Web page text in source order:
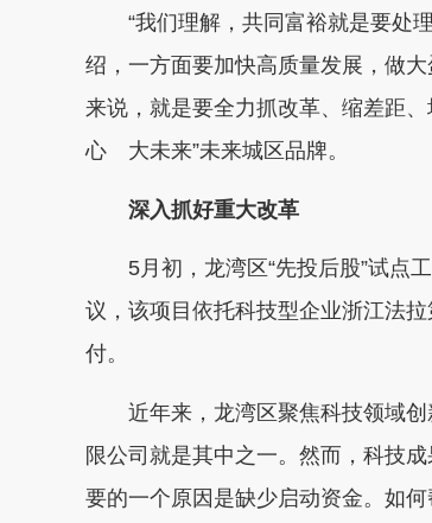
“我们理解，共同富裕就是要处理
绍，一方面要加快高质量发展，做
来说，就是要全力抓改革、缩差距
心 大未来”未来城区品牌。
深入抓好重大改革
5月初，龙湾区“先投后股”试点工
议，该项目依托科技型企业浙江法
付。
近年来，龙湾区聚焦科技领域创
限公司就是其中之一。然而，科技
要的一个原因是缺少启动资金。如